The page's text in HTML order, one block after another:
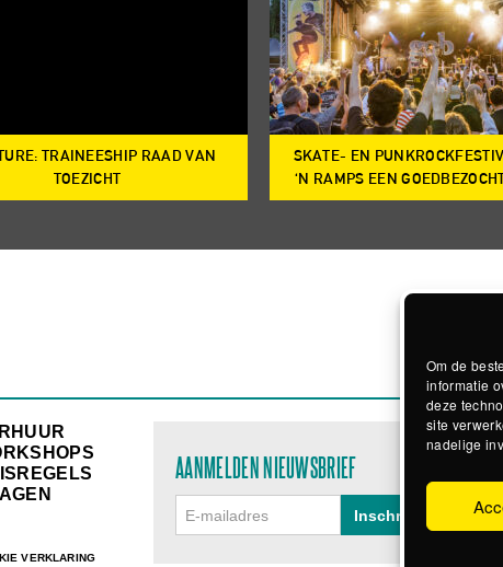
Om de
informatie
deze
site
nadelige
TRAINEESHIP RAAD VAN
TOEZICHT
SKATE- EN
‘N RAMPS EEN
VERKLARING
AANMELDEN NIEUWSBRIEF